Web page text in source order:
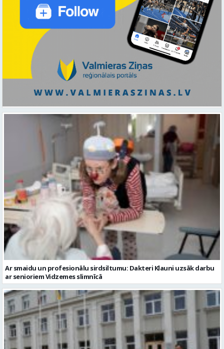
Ar smaidu un profesionālu sirdsiltumu: Dakteri Klauni uzsāk darbu
ar senioriem Vidzemes slimnīcā